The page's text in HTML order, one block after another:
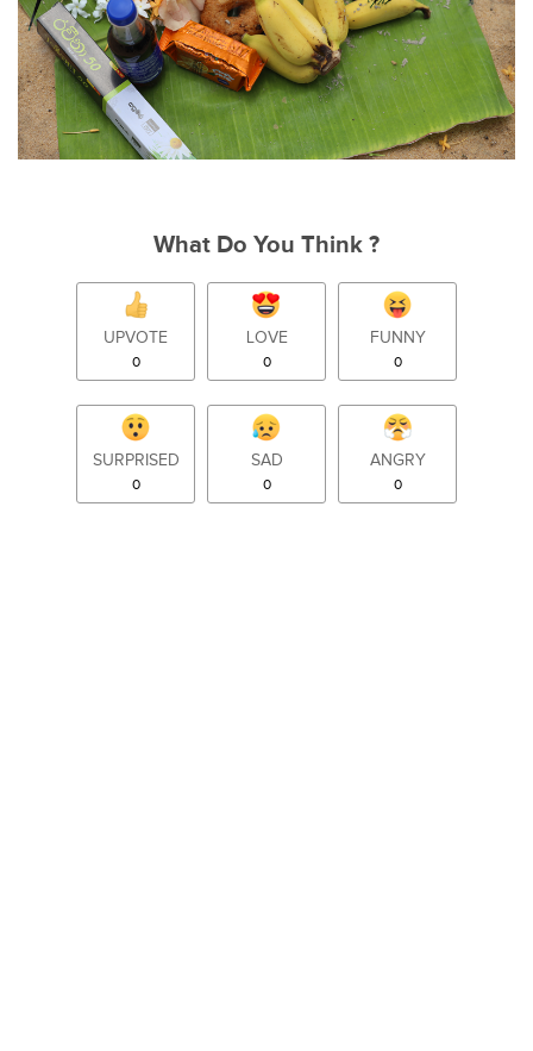
What Do You Think ?
UPVOTE
0
LOVE
0
FUNNY
0
SURPRISED
0
SAD
0
ANGRY
0